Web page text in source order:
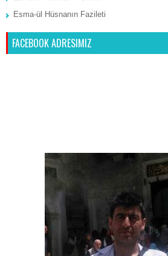
Esma-ül Hüsnanın Fazileti
FACEBOOK ADRESIMIZ